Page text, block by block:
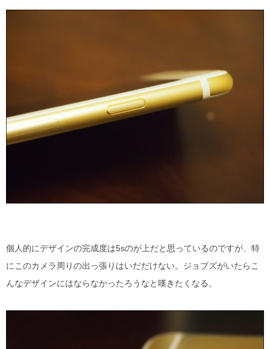
個人的にデザインの完成度は5sのが上だと思っているのですが、特
にこのカメラ周りの出っ張りはいだだけない。ジョブズがいたらこ
んなデザインにはならなかったろうなと嘆きたくなる。